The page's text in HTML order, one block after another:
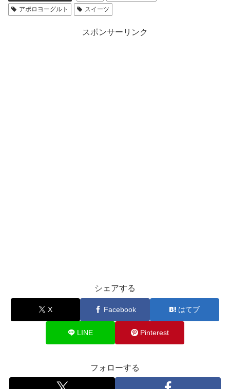
アポロヨーグルト
スイーツ
スポンサーリンク
シェアする
X Facebook はてブ
LINE Pinterest
フォローする